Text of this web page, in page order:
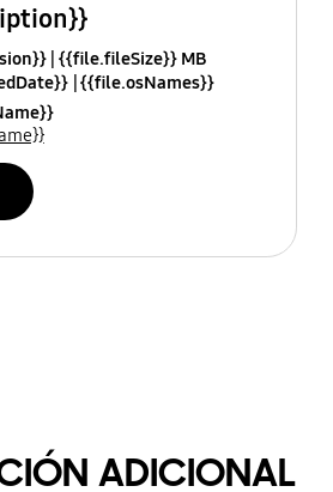
{{file.fileSize}} MB
{{file.osNames}}
ADICIONAL